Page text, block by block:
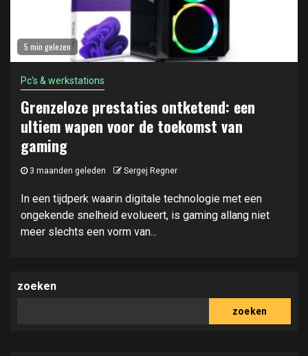
5 min gelezen
Pc's & werkstations
Grenzeloze prestaties ontketend: een
ultiem wapen voor de toekomst van
gaming
3 maanden geleden Sergej Regner
In een tijdperk waarin digitale technologie met een
ongekende snelheid evolueert, is gaming allang niet
meer slechts een vorm van...
zoeken
zoeken